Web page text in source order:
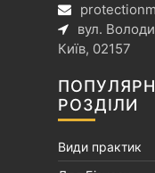
вул.
Київ, 02157
РОЗДІЛИ
Види практик